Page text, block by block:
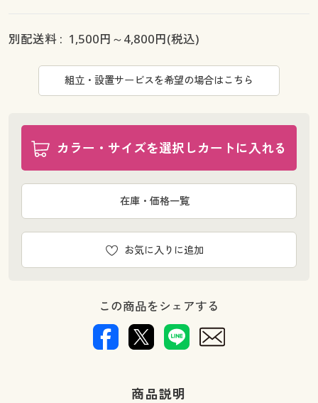
別配送料 : 1,500円～4,800円(税込)
組立・設置サービスを希望の場合はこちら
カラー・サイズを選択しカートに入れる
お気に入りに追加
在庫・価格一覧
この商品をシェアする
商品説明